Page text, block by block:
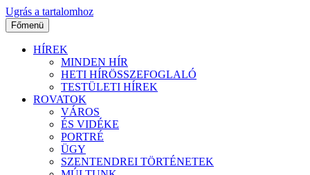
Ugrás a tartalomhoz
Főmenü
HÍREK
MINDEN HÍR
HETI HÍRÖSSZEFOGLALÓ
TESTÜLETI HÍREK
ROVATOK
VÁROS
ÉS VIDÉKE
PORTRÉ
ÜGY
SZENTENDREI TÖRTÉNETEK